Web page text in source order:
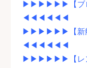
▶▶▶▶▶▶【ブロ
◀◀◀◀◀◀
▶▶▶▶▶▶【新艇
◀◀◀◀◀◀
▶▶▶▶▶▶【レン